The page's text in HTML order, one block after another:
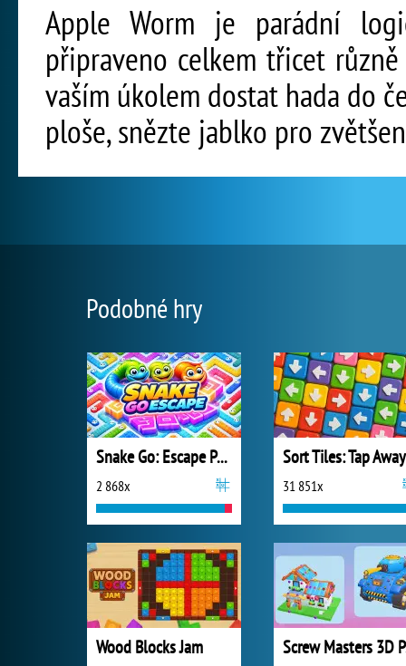
Apple Worm je parádní
připraveno celkem třicet
vaším úkolem dostat hada do
ploše, snězte jablko pro
Podobné hry
Snake Go: Escape Puzzle
2 868x
Sort Tiles: Tap Away
31 851x
Wood Blocks Jam